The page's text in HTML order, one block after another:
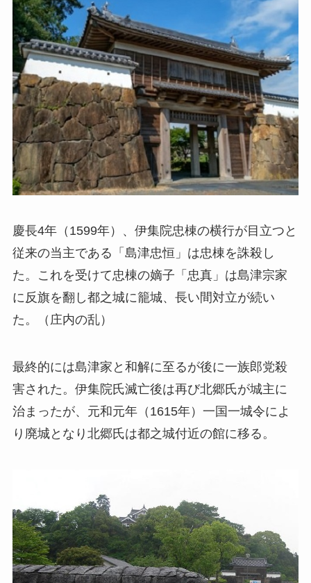
慶長4年（1599年）、伊集院忠棟の横行が目立つと
従来の当主である「島津忠恒」は忠棟を誅殺し
た。これを受けて忠棟の嫡子「忠真」は島津宗家
に反旗を翻し都之城に籠城、長い間対立が続い
た。（庄内の乱）
最終的には島津家と和解に至るが後に一族郎党殺
害された。伊集院氏滅亡後は再び北郷氏が城主に
治まったが、元和元年（1615年）一国一城令によ
り廃城となり北郷氏は都之城付近の館に移る。